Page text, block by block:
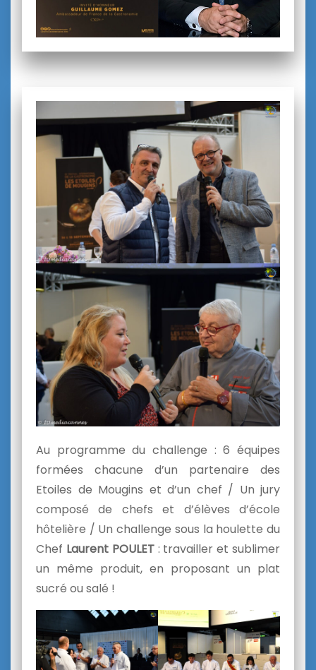
Au programme du challenge : 6 équipes
formées chacune d’un partenaire des
Etoiles de Mougins et d’un chef / Un jury
composé de chefs et d’élèves d’école
hôtelière / Un challenge sous la houlette du
Chef Laurent POULET: travailler et sublimer
un même produit, en proposant un plat
sucré ou salé !